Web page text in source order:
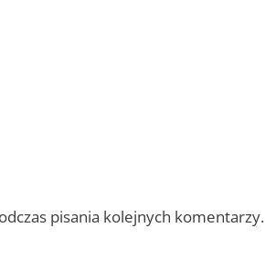
pisania kolejnych komentarzy.